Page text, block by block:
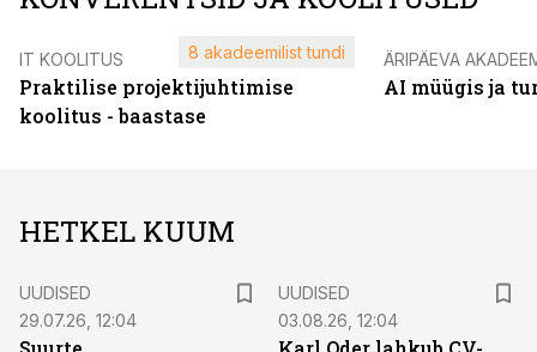
IT KOOLITUS
Praktilise projektijuhtimise
koolitus - baastase
8 akadeemilist tundi ÄRIPÄEVA
AI müügis ja
HETKEL KUUM
UUDISED
29.07.26, 12:04
UUDISED
03.08.26, 12:04